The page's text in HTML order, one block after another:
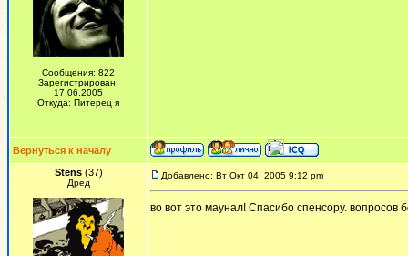
Сообщения: 822
Зарегистрирован:
17.06.2005
Откуда: Питерец я
Вернуться к началу
Stens(37)
Дред
Добавлено: Вт Окт 04, 2005 9:12 pm
во вот это маунал! Спасибо спенсору. вопросов